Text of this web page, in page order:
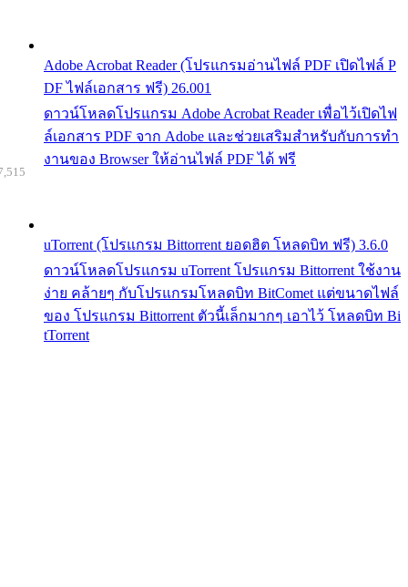
Adobe Acrobat Reader (โปรแกรมอ่านไฟล์ PDF เปิดไฟล์ P
DF ไฟล์เอกสาร ฟรี) 26.001
ดาวน์โหลดโปรแกรม Adobe Acrobat Reader เพื่อไว้เปิดไฟ
ล์เอกสาร PDF จาก Adobe และช่วยเสริมสำหรับกับการทำ
งานของ Browser ให้อ่านไฟล์ PDF ได้ ฟรี
uTorrent (โปรแกรม Bittorrent ยอดฮิต โหลดบิท ฟรี) 3.6.0
ดาวน์โหลดโปรแกรม uTorrent โปรแกรม Bittorrent ใช้งาน
ง่าย คล้ายๆ กับโปรแกรมโหลดบิท BitComet แต่ขนาดไฟล์
ของ โปรแกรม Bittorrent ตัวนี้เล็กมากๆ เอาไว้ โหลดบิท Bi
tTorrent